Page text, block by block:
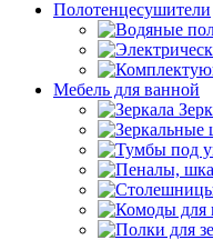
Полотенцесушители
Мебель для ванной